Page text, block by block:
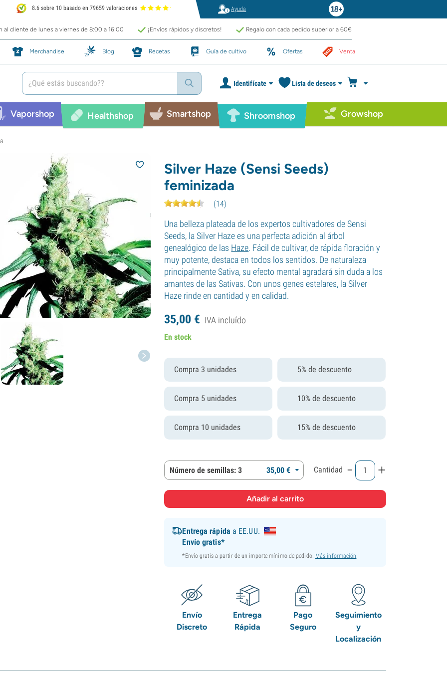
8.6 sobre 10 basado en 79659 valoraciones Ayuda
al cliente de lunes a viernes de 8:00 a 16:00 ¡Envíos rápidos y discretos! Regalo con cada pedido superior a 60€
Merchandise Blog Recetas Guía de cultivo Ofertas Venta
Identifícate Lista de deseos
Vaporshop Healthshop Smartshop Shroomshop Growshop
Silver Haze (Sensi Seeds)
feminizada
(14)
Una belleza plateada de los expertos cultivadores de Sensi
Seeds, la Silver Haze es una perfecta adición al árbol
genealógico de las Haze. Fácil de cultivar, de rápida floración y
muy potente, destaca en todos los sentidos. De naturaleza
principalmente Sativa, su efecto mental agradará sin duda a los
amantes de las Sativas. Con unos genes estelares, la Silver
Haze rinde en cantidad y en calidad.
35,00 € IVA incluído
En stock
Compra 3 unidades 5% de descuento
Compra 5 unidades 10% de descuento
Compra 10 unidades 15% de descuento
Número de semillas: 3 35,00 € Cantidad - +
Entrega rápida a EE.UU.
Envío gratis*
*Envío gratis a partir de un importe mínimo de pedido. Más información
Envío
Discreto
Entrega
Rápida
Pago
Seguro
Seguimiento
y
Localización